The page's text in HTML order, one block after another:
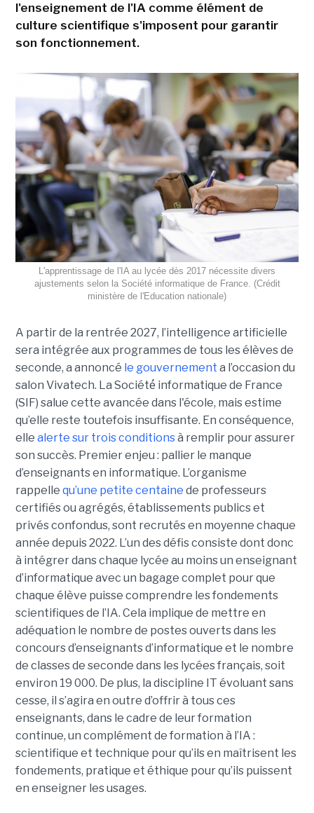
l'enseignement de l'IA comme élément de
culture scientifique s'imposent pour garantir
son fonctionnement.
L'apprentissage de l'IA au lycée dès 2017 nécessite divers
ajustements selon la Société informatique de France. (Crédit
ministère de l'Education nationale)
A partir de la rentrée 2027, l’intelligence artificielle
sera intégrée aux programmes de tous les élèves de
seconde, a annoncé le gouvernement a l’occasion du
salon Vivatech. La Société́ informatique de France
(SIF) salue cette avancée dans l'école, mais estime
qu’elle reste toutefois insuffisante. En conséquence,
elle alerte sur trois conditionsà remplir pour assurer
son succès. Premier enjeu : pallier le manque
d’enseignants en informatique. L’organisme
rappelle qu’une petite centaine de professeurs
certifiés ou agrégés, établissements publics et
privés confondus, sont recrutés en moyenne chaque
année depuis 2022. L’un des défis consiste dont donc
à intégrer dans chaque lycée au moins un enseignant
d’informatique avec un bagage complet pour que
chaque élève puisse comprendre les fondements
scientifiques de l’IA. Cela implique de mettre en
adéquation le nombre de postes ouverts dans les
concours d’enseignants d’informatique et le nombre
de classes de seconde dans les lycées français, soit
environ 19 000. De plus, la discipline IT évoluant sans
cesse, il s’agira en outre d’offrir à tous ces
enseignants, dans le cadre de leur formation
continue, un complément de formation à l’IA :
scientifique et technique pour qu’ils en maîtrisent les
fondements, pratique et éthique pour qu’ils puissent
en enseigner les usages.